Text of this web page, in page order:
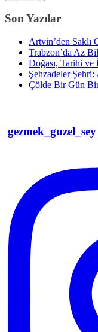
Son Yazılar
Artvin’den Saklı
Trabzon’da Az
Doğası, Tarihi
Şehzadeler Şehri:
Çölde Bir Gün
gezmek_guzel_sey